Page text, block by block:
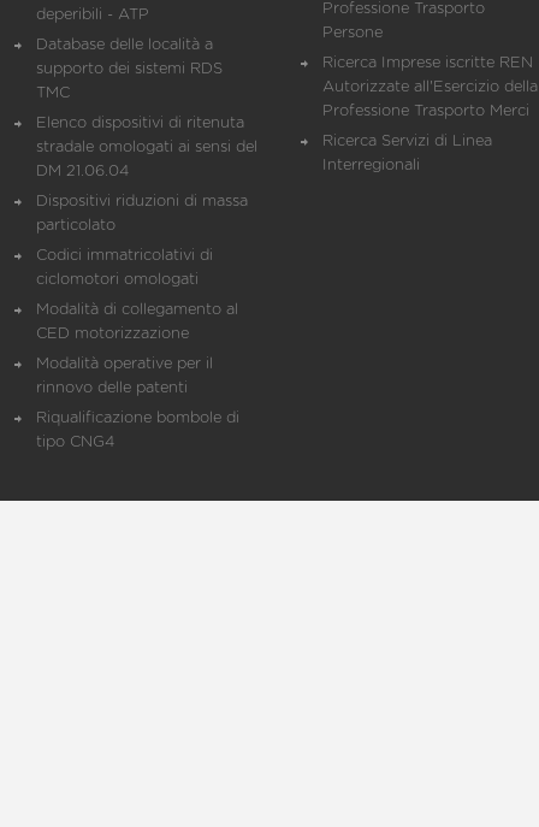
deperibili - ATP
Database delle località a
supporto dei sistemi RDS
TMC
Elenco dispositivi di ritenuta
stradale omologati ai sensi del
DM 21.06.04
Dispositivi riduzioni di massa
particolato
Codici immatricolativi di
ciclomotori omologati
Modalità di collegamento al
CED motorizzazione
Modalità operative per il
rinnovo delle patenti
Riqualificazione bombole di
tipo CNG4
Professione Trasporto
Persone
Ricerca Imprese iscritte REN
Autorizzate all'Esercizio della
Professione Trasporto Merci
Ricerca Servizi di Linea
Interregionali